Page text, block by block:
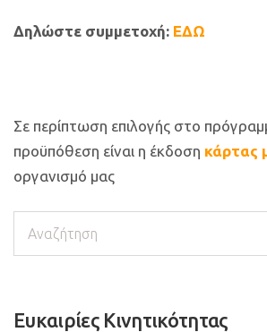
Δηλώστε συμμετοχή: ΕΔΩ
Σε περίπτωση επιλογής στο
προϋπόθεση είναι η έκδοση κάρτας
οργανισμό μας
Ευκαιρίες Κινητικότητας